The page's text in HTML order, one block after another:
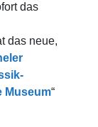
das
das neue,
Museum“